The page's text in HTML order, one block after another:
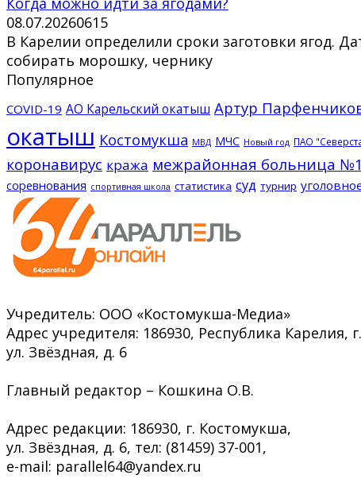
08.07.20260615
В Карелии определили сроки заготовки ягод.
собирать морошку, чернику
Популярное
COVID-19 АО Карельский окатыш Артур
окатыш Костомукша МВД МЧС Новый год ПАО
коронавирус кража межрайонная больница №1
соревнования спортивная школа статистика суд турнир
Учредитель: ООО «Костомукша-Медиа»
Адрес учредителя: 186930, Республика Карелия,
ул. Звёздная, д. 6
Главный редактор – Кошкина О.В.
Адрес редакции: 186930, г. Костомукша,
ул. Звёздная, д. 6, тел: (81459) 37-001,
e-mail: parallel64@yandex.ru